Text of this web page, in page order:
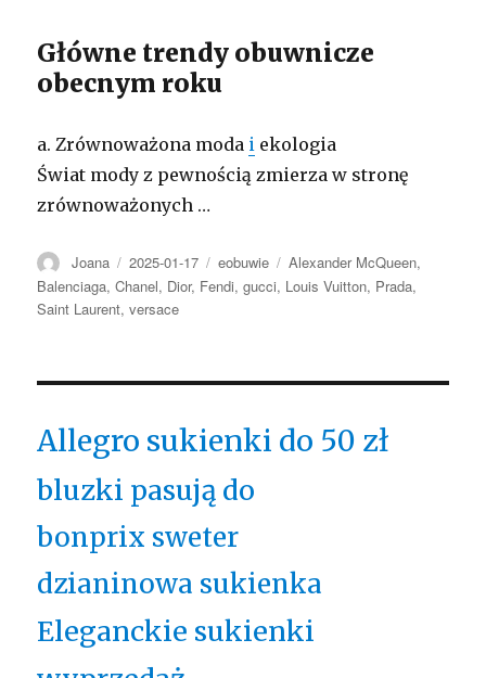
Główne trendy obuwnicze
obecnym roku
a. Zrównoważona moda i ekologia
Świat mody z pewnością zmierza w stronę
zrównoważonych …
Autor
Joana Opublikowano
2025-01-17 Kategorie
eobuwie Tagi
Alexander McQueen,
Balenciaga,Chanel, Dior, Fendi,gucci, Louis Vuitton, Prada,
Saint Laurent,versace
Allegro sukienki do 50 zł
bluzki pasują do
bonprix sweter
dzianinowa sukienka
Eleganckie sukienki